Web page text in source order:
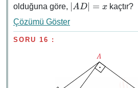
m(\widehat{DCB})
= 45°
olduğuna göre, \abs{AD}
AD = x kaçtır?
Çözümü Göster
SORU 16 :